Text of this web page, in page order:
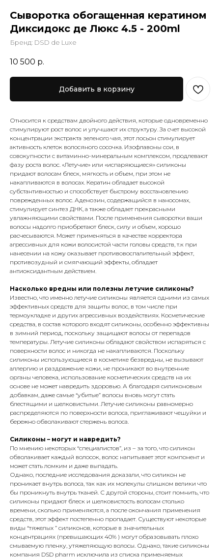
Сыворотка обогащенная кератином
Диксидокс де Люкс 4.5 - 200ml
Бренд: DSD de Luxe
10 500 р.
Добавить в корзину
Относится к средствам двойного действия, которые одновременно
стимулируют рост волос и улучшают их структуру. За счет высокой
концентрации экстракта зеленого чая, этот лосьон стимулирует
активность клеток волосяного сосочка. Изофлавоны сои, в
совокупности с витаминно-минеральным комплексом, продлевают
фазу роста волос. «Летучие» или «испаряющиеся» силиконы
придают волосам блеск, мягкость и объем, при этом не
накапливаются в волосах. Кератин обладает высокой
субстантивностью и способствует быстрому восстановлению
поврежденных волос. Аденозин, содержащийся в наносомах,
стимулирует синтез ДНК, а также обладает прекрасными
увлажняющими свойствами. После применения сыворотки ваши
волосы надолго приобретают блеск, силу и объем, хорошо
расчесываются. Может применяться в качестве корректора
агрессивных для кожи волосистой части головы средств, т.к при
нанесении на кожу оказывает противовоспалительный эффект,
противозудный и смягчающий эффекты, обладает
антиоксидантным действием.
Насколько вредны или полезны летучие силиконы?
Известно, что именно летучие силиконы является одними из самых
эффективных средств для защиты волос, в том числе при
термоукладке и других агрессивных воздействиях. Косметические
средства, в состав которого входят силиконы, особенно эффективны
в зимний период, поскольку защищают волосы от перепадов
температуры. Летучие силиконы обладают свойством испаряться с
поверхности волос и никогда не накапливаются. Поскольку
силиконы использующиеся в косметике безвредны, не вызывают
аллергию и раздражение кожи, не проникают во внутренние
органы человека, использование косметических средств на их
основе не может навредить здоровью. А благодаря силиконовым
добавкам, даже самые “убитые” волосы вновь могут стать
блестящими и шелковистыми. Летучие силиконы равномерно
распределяются по поверхности волоса, приглаживают чешуйки и
бережно обволакивают стержень волоса.
Силиконы – могут и навредить?
По мнению некоторых “специалистов”, из – за того, что силикон
обволакивает каждый волосок, волос напитывает этот компонент и
может стать ломким и даже выпадать.
Однако, последние исследования доказали, что силикон не
проникает внутрь волоса, так как их молекулы слишком велики что
бы проникнуть внутрь тканей. С другой стороны, стоит помнить, что
силиконы придают блеск и шелковистость волосам столько
времени, сколько применяются, а после окончания применения
средств, этот эффект постепенно пропадает. Существуют некоторые
виды “тяжелых ” силиконов, которые в значительных
концентрациях (превышающих 40% ) могут образовывать плохо
смываемую пленку, утяжеляющую волосы. Однако, такие силиконы
компания DSD pharm исключила из списка применяемых